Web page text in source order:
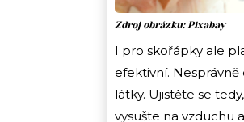
Zdroj obrázku: Pixabay
I pro skořápky ale
efektivní.
látky. Ujistěte se
vysušte na vzduchu